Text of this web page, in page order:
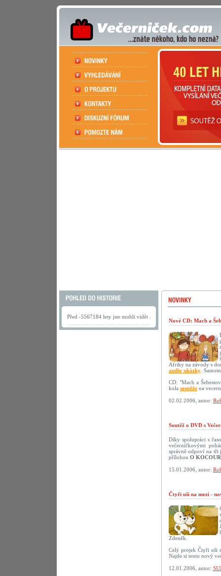
Před -5567184 lety jste mohli vidět .
Nové CD: Mach a
Afriky na závody s
audio ukázky.
CD: "Mach a
kola soutěžena
02.02.2006, autor:
Soutěž o DVD s
Díky spolupráci s
večerníčkovými
správně odpoví na tři
přílohou O
15.01.2006, autor:
Čtyři uši na mezi -
Zdeněk.
Celý projek Čtyři uši
Najde si tento nový
12.01.2006, autor: